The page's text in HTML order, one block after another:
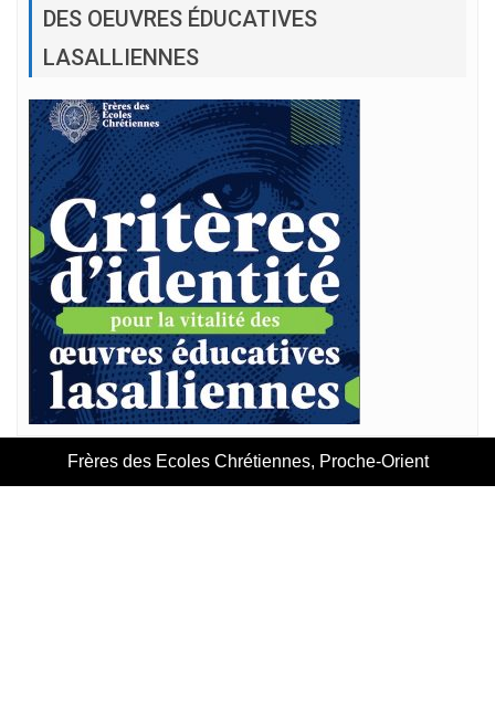
DES OEUVRES ÉDUCATIVES
LASALLIENNES
Frères des Ecoles Chrétiennes, Proche-Orient